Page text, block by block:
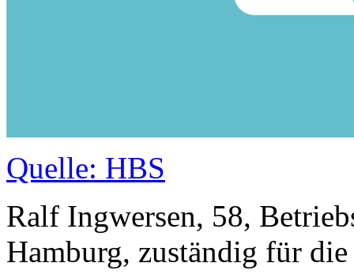
Quelle: HBS
Ralf Ingwersen, 58,
Hamburg, zuständig für